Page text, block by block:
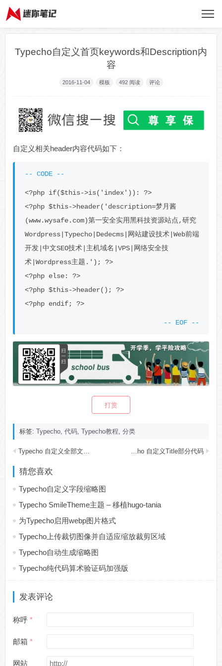
Typecho自定义首页keywords和Description内
容
2016-11-04 模板 492 阅读 评论
自定义相关header内容代码如下：
<?php if($this->is('index')): ?>
<?php $this->header('description=梦月酱
(www.wysafe.com)第一安全实用黑科技资源站点,研究
Wordpress|Typecho|Dedecms|网站建设技术|Web前端
开发|中文SEO技术|主机域名|VPS|网络安全技
术|Wordpress主题.'); ?>
<?php else: ?>
<?php $this->header(); ?>
<?php endif; ?>
打赏
标签:Typecho,代码,Typecho教程,分类
Typecho 自定义全部文章列表显示 Typecho 自定义Title部分代码
猜您喜欢
Typecho自定义字段缩略图
Typecho SmileTheme主题 – 移植hugo-tania
为Typecho启用webp图片格式
Typecho上传裁切图像并自适应缩放裁剪区域
Typecho自动生成缩略图
Typecho纯代码算术验证码加强版
发表评论
称呼
邮箱
网站